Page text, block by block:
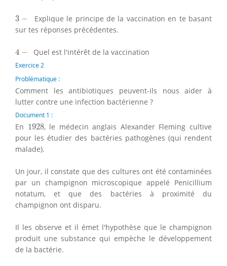
3 −
3
Explique le principe de la vaccination en te basant
sur tes réponses précédentes.
4 −
4 Quel est l'intérêt de la vaccination
Exercice 2
Problématique :
Comment les antibiotiques peuvent-ils nous aider à
lutter contre une infection bactérienne ?
Document 1 :
En 1928
1928, le médecin anglais Alexander Fleming cultive
pour les étudier des bactéries pathogènes (qui rendent
malade).
Un jour, il constate que des cultures ont été contaminées
par un champignon microscopique appelé Penicillium
notatum, et que des bactéries à proximité du
champignon ont disparu.
Il les observe et il émet l'hypothèse que le champignon
produit une substance qui empèche le développement
de la bactérie.